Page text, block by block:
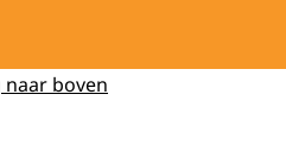
naar boven